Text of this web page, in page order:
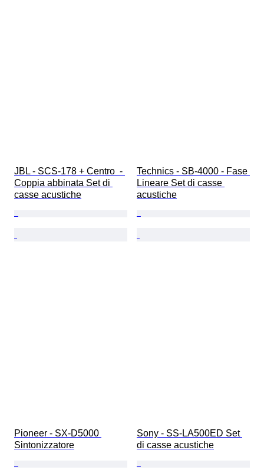
JBL - SCS-178 + Centro  -
Coppia abbinata Set di
casse acustiche
Technics - SB-4000 - Fase
Lineare Set di casse
acustiche
Pioneer - SX-D5000
Sintonizzatore
Sony - SS-LA500ED Set
di casse acustiche